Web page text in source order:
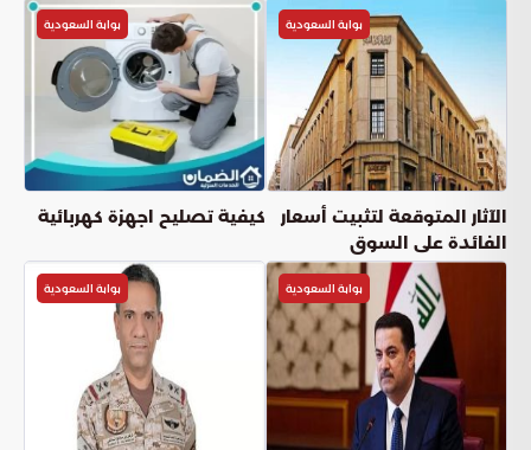
بوابة السعودية
الآثار المتوقعة لتثبيت أسعار
الفائدة على السوق
بوابة السعودية
كيفية تصليح اجهزة كهربائية
بوابة السعودية بوابة السعودية